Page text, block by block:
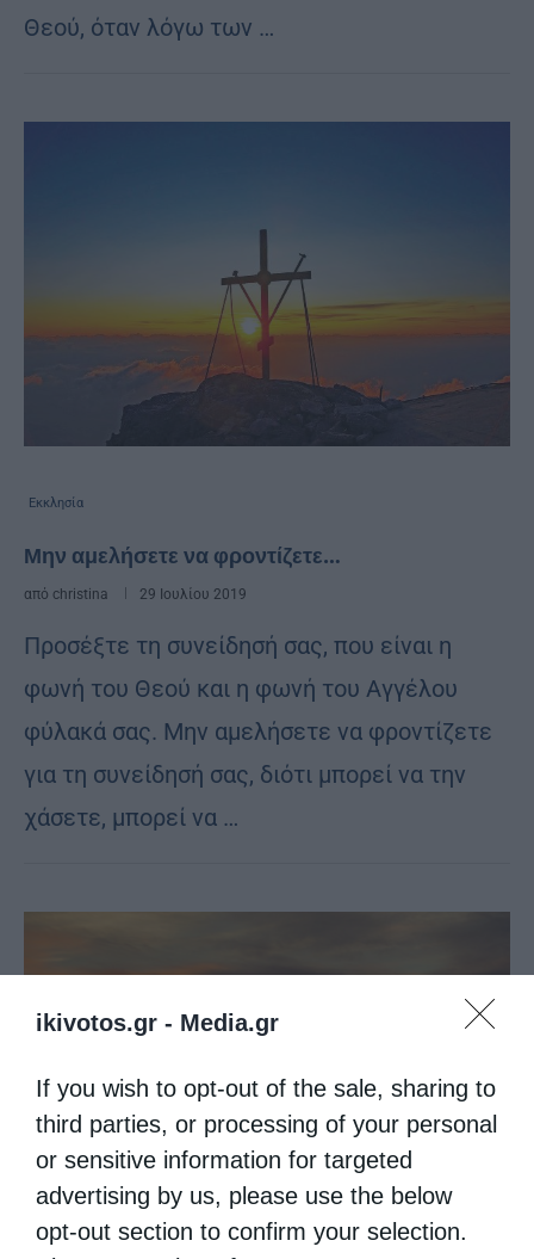
ikivotos.gr - Media.gr
If you wish to opt-out of the sale, sharing to
third parties, or processing of your personal
or sensitive information for targeted
advertising by us, please use the below
opt-out section to confirm your selection.
Θεού, όταν λόγω των …
Εκκλησία
Μην αμελήσετε να φροντίζετε…
από christina 29 Ιουλίου 2019
Προσέξτε τη συνείδησή σας, που είναι η
φωνή του Θεού και η φωνή του Αγγέλου
φύλακά σας. Μην αμελήσετε να φροντίζετε
για τη συνείδησή σας, διότι μπορεί να την
χάσετε, μπορεί να …